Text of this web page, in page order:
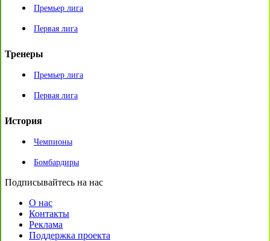
Премьер лига
Первая лига
Тренеры
Премьер лига
Первая лига
История
Чемпионы
Бомбардиры
Подписывайтесь на нас
О нас
Контакты
Реклама
Поддержка проекта